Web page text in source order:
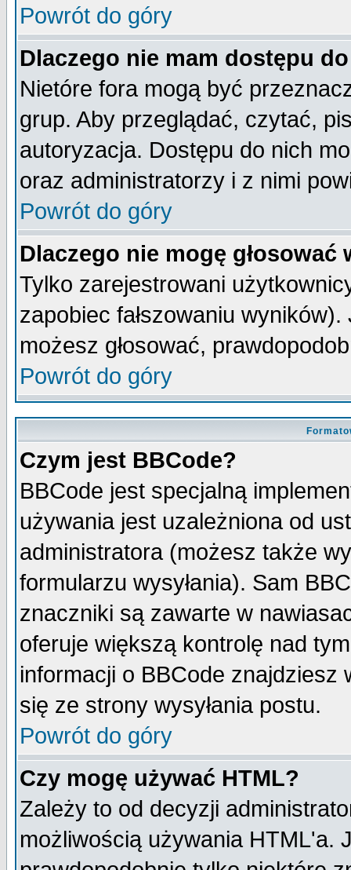
Powrót do góry
Dlaczego nie mam dostępu
Nietóre fora mogą być
grup. Aby przeglądać, czytać,
autoryzacja. Dostępu do nich
oraz administratorzy i z nimi
Powrót do góry
Dlaczego nie mogę głosować
Tylko zarejestrowani
zapobiec fałszowaniu
możesz głosować,
Powrót do góry
Czym jest BBCode?
BBCode jest specjalną
używania jest uzależniona od
administratora (możesz także
formularzu wysyłania). Sam
znaczniki są zawarte w
oferuje większą kontrolę nad
informacji o BBCode
się ze strony wysyłania postu.
Powrót do góry
Czy mogę używać HTML?
Zależy to od decyzji
możliwością używania HTML'a.